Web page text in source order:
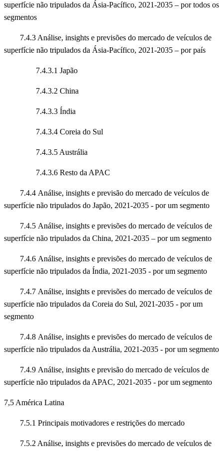
superfície não tripulados da Ásia-Pacífico, 2021-2035 – por todos os
segmentos
7.4.3 Análise, insights e previsões do mercado de veículos de
superfície não tripulados da Ásia-Pacífico, 2021-2035 – por país
7.4.3.1 Japão
7.4.3.2 China
7.4.3.3 Índia
7.4.3.4 Coreia do Sul
7.4.3.5 Austrália
7.4.3.6 Resto da APAC
7.4.4 Análise, insights e previsão do mercado de veículos de
superfície não tripulados do Japão, 2021-2035 - por um segmento
7.4.5 Análise, insights e previsões do mercado de veículos de
superfície não tripulados da China, 2021-2035 – por um segmento
7.4.6 Análise, insights e previsões do mercado de veículos de
superfície não tripulados da Índia, 2021-2035 - por um segmento
7.4.7 Análise, insights e previsões do mercado de veículos de
superfície não tripulados da Coreia do Sul, 2021-2035 - por um
segmento
7.4.8 Análise, insights e previsões do mercado de veículos de
superfície não tripulados da Austrália, 2021-2035 - por um segmento
7.4.9 Análise, insights e previsão do mercado de veículos de
superfície não tripulados da APAC, 2021-2035 - por um segmento
7,5 América Latina
7.5.1 Principais motivadores e restrições do mercado
7.5.2 Análise, insights e previsões do mercado de veículos de